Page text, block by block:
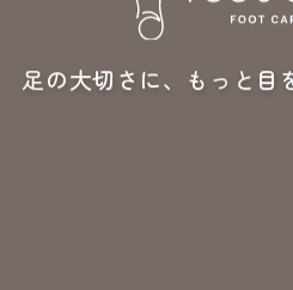
足の大切さに、もっと目